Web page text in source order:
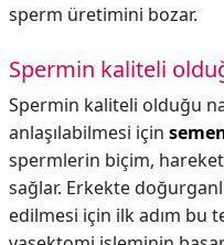
sperm üretimini bozar.
Spermin kaliteli
Spermin kaliteli olduğu
anlaşılabilmesi için
spermlerin biçim,
sağlar. Erkekte
edilmesi için ilk adım bu